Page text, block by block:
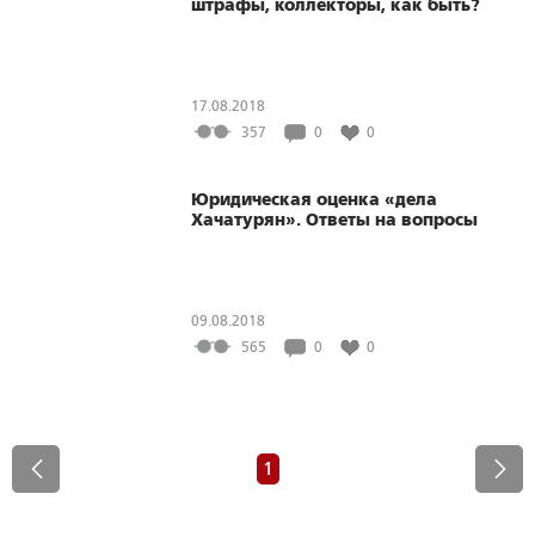
штрафы, коллекторы, как быть?
17.08.2018
357
0 0
Юридическая оценка «дела
Хачатурян». Ответы на вопросы
09.08.2018
565
0 0
1